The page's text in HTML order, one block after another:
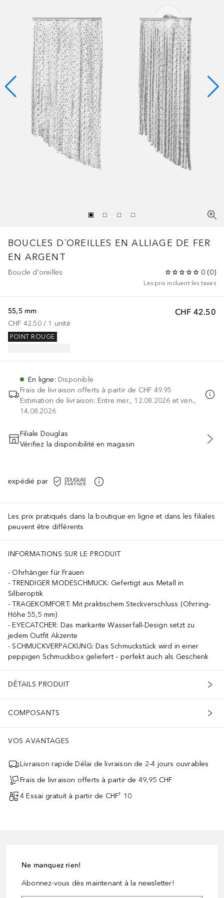
BOUCLES D´OREILLES EN ALLIAGE DE FER
EN ARGENT
Boucle d'oreilles 0 (0)
Les prix incluent les taxes
CHF 42.50
55,5 mm
CHF 42.50 / 1 unité
POINT ROUGE
En ligne: Disponible
Frais de livraison offerts à partir de CHF 49.95
Estimation de livraison: Entre mer., 12.08.2026 et ven.,
14.08.2026
AJOUTER AU PANIER
Filiale Douglas
Vérifiez la disponibilité en magasin
expédié par
Les prix pratiqués dans la boutique en ligne et dans les filiales
peuvent être différents
INFORMATIONS SUR LE PRODUIT
Ohrhänger für Frauen
TRENDIGER MODESCHMUCK: Gefertigt aus Metall in
Silberoptik
TRAGEKOMFORT: Mit praktischem Steckverschluss (Ohrring-
Höhe 55,5 mm)
EYECATCHER: Das markante Wasserfall-Design setzt zu
jedem Outfit Akzente
SCHMUCKVERPACKUNG: Das Schmuckstück wird in einer
peppigen Schmuckbox geliefert – perfekt auch als Geschenk
DÉTAILS PRODUIT
COMPOSANTS
VOS AVANTAGES
Livraison rapide Délai de livraison de 2-4 jours ouvrables
Frais de livraison offerts à partir de 49,95 CHF
4 Essai gratuit à partir de CHF¹ 10
Ne manquez rien!
Abonnez-vous dès maintenant à la newsletter!